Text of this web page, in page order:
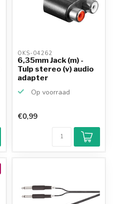
OKS-04262
6,35mm Jack (m) -
Tulp stereo (v) audio
adapter
Op voorraad
€0,99